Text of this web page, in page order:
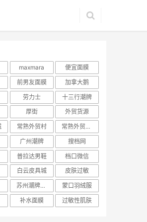
maxmara
便宜面膜
前男友面膜
加拿大鹅
劳力士
十三行潮牌
厚街
外贸货源
常熟外贸村
常熟外贸村货源
广州潮牌
搜档网
普拉达男鞋
档口微信
白云皮具城
皮肤过敏
苏州潮牌货源
蒙口羽绒服
补水面膜 过敏性肌肤